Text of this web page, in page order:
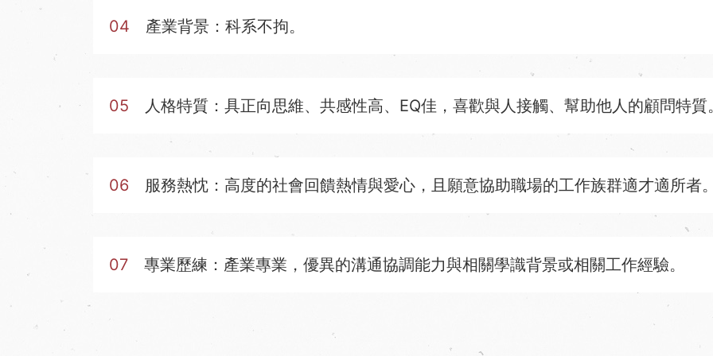
04 產業背景：科系不拘。
05 人格特質：具正向思維、共感性高、EQ佳，喜歡與人接觸、幫助他人的顧問特質
06 服務熱忱：高度的社會回饋熱情與愛心，且願意協助職場的工作族群適才適所者
07 專業歷練：產業專業，優異的溝通協調能力與相關學識背景或相關工作經驗。